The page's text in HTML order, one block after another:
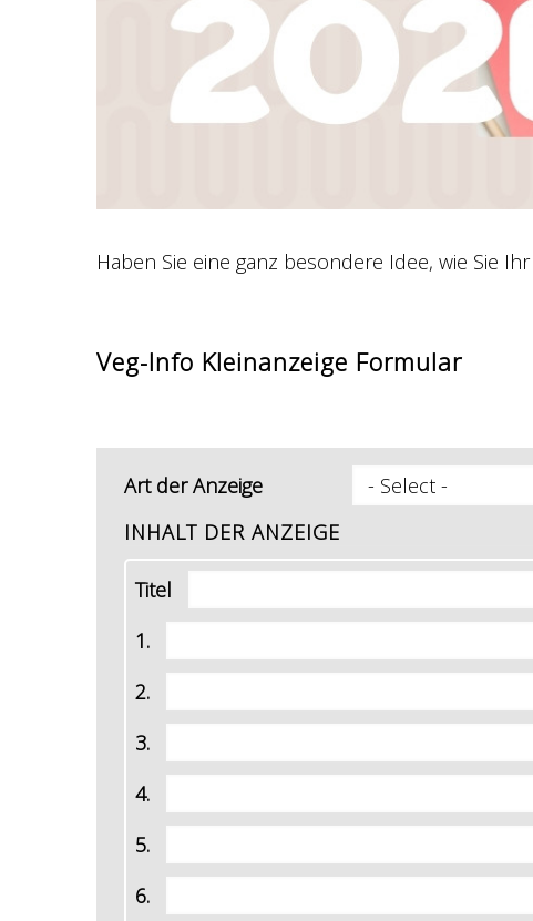
Haben Sie eine ganz besondere Idee, wie Sie
Veg-Info Kleinanzeige Formular
Art der Anzeige
INHALT DER ANZEIGE
Titel
1.
2.
3.
4.
5.
6.